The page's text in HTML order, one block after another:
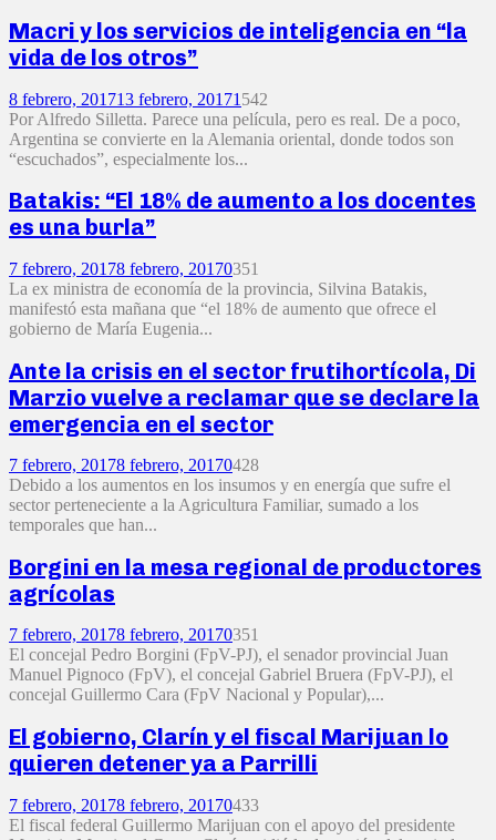
Macri y los servicios de inteligencia en “la
vida de los otros”
8 febrero, 201713 febrero, 20171 542
Por Alfredo Silletta. Parece una película, pero es real. De a poco,
Argentina se convierte en la Alemania oriental, donde todos son
“escuchados”, especialmente los...
Batakis: “El 18% de aumento a los docentes
es una burla”
7 febrero, 20178 febrero, 20170351
La ex ministra de economía de la provincia, Silvina Batakis,
manifestó esta mañana que “el 18% de aumento que ofrece el
gobierno de María Eugenia...
Ante la crisis en el sector frutihortícola, Di
Marzio vuelve a reclamar que se declare la
emergencia en el sector
7 febrero, 20178 febrero, 20170428
Debido a los aumentos en los insumos y en energía que sufre el
sector perteneciente a la Agricultura Familiar, sumado a los
temporales que han...
Borgini en la mesa regional de productores
agrícolas
7 febrero, 20178 febrero, 20170351
El concejal Pedro Borgini (FpV-PJ), el senador provincial Juan
Manuel Pignoco (FpV), el concejal Gabriel Bruera (FpV-PJ), el
concejal Guillermo Cara (FpV Nacional y Popular),...
El gobierno, Clarín y el fiscal Marijuan lo
quieren detener ya a Parrilli
7 febrero, 20178 febrero, 20170433
El fiscal federal Guillermo Marijuan con el apoyo del presidente